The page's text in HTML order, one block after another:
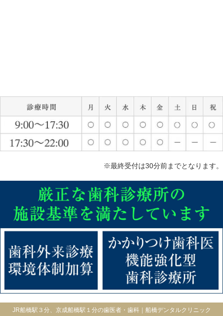
※最終受付は30分前までとなります。
JR船橋駅３分、京成船橋駅１分の歯医者・歯科｜船橋デンタルクリニック